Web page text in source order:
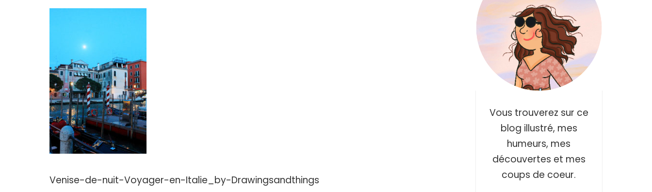
Venise-de-nuit-Voyager-en-Italie_by-Drawingsandthings
Vous trouverez sur ce
blog illustré, mes
humeurs, mes
découvertes et mes
coups de coeur.